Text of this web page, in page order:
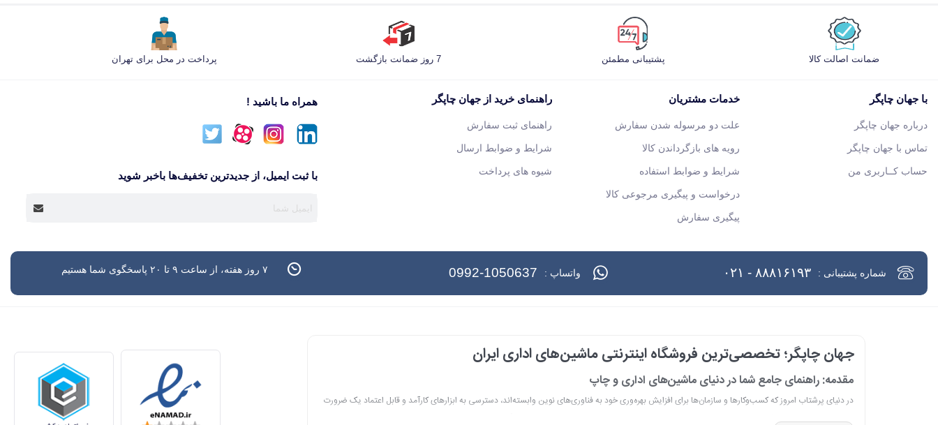
ضمانت اصالت کالا پشتیبانی مطمئن 7 روز ضمانت بازگشت پرداخت در محل برای تهران
با جهان چاپگر
درباره جهان چاپگر
تماس با جهان چاپگر
حساب کــاربری من
خدمات مشتریان
علت دو مرسوله شدن سفارش
رویه های بازگرداندن کالا
شرایط و ضوابط استفاده
درخواست و پیگیری مرجوعی کالا
پیگیری سفارش
راهنمای خرید از جهان چاپگر
راهنمای ثبت سفارش
شرایط و ضوابط ارسال
شیوه های پرداخت
همراه ما باشید !
با ثبت ایمیل، از جدید‌ترین تخفیف‌ها با‌خبر شوید
شماره پشتیبانی : ۸۸۸۱۶۱۹۳ - ۰۲۱ واتساپ : 0992-1050637 ۷ روز هفته، از ساعت ۹ تا ۲۰ پاسخگوی شما هستیم
جهان چاپگر؛ تخصصی‌ترین فروشگاه اینترنتی ماشین‌های اداری ایران
مقدمه: راهنمای جامع شما در دنیای ماشین‌های اداری و چاپ
در دنیای پرشتاب امروز که کسب‌وکارها و سازمان‌ها برای افزایش بهره‌وری خود به فناوری‌های نوین وابسته‌اند، دسترسی به ابزارهای کارآمد و قابل اعتماد یک ضرورت